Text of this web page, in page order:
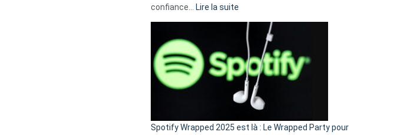
confiance…
Lire la suite
l’excuse
je
n’ai
pas
de
cash
»
Spotify Wrapped 2025 est là : Le Wrapped Party pour